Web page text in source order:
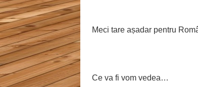
Meci tare așadar pentru
Ce va fi vom vedea…